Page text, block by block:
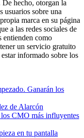
hecho, otorgan la
usuarios sobre una
marca en su página
a las redes sociales de
entienden como
un servicio gratuito
informado sobre los
Ganarán los
de Alarcón
CMO más influyentes
en tu pantalla